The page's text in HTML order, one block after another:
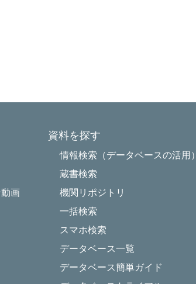
画
資料を探す
情報検索（データベースの活用）
蔵書検索
機関リポジトリ
一括検索
スマホ検索
データベース一覧
データベース簡単ガイド
by NetCommons